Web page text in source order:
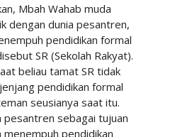
Mbah Wahab muda
dengan dunia pesantren,
pendidikan formal
SR (Sekolah Rakyat).
beliau tamat SR tidak
pendidikan formal
seusianya saat itu.
pesantren sebagai tujuan
menempuh pendidikan